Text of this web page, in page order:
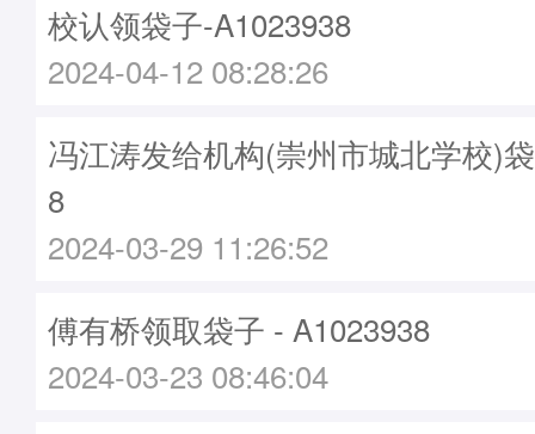
校认领袋子-A1023938
2024-04-12 08:28:26
冯江涛发给机构(崇州市城北学校)
8
2024-03-29 11:26:52
傅有桥领取袋子 - A1023938
2024-03-23 08:46:04